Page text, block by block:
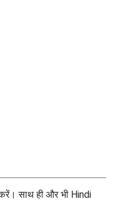
साथ ही और भी Hindi